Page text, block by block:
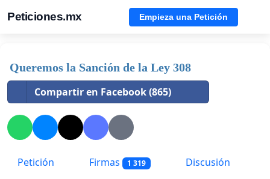
Peticiones.mx Empieza una Petición
Queremos la Sanción de la Ley 308
Compartir en Facebook (865)
Petición Firmas 1 319
Discusión